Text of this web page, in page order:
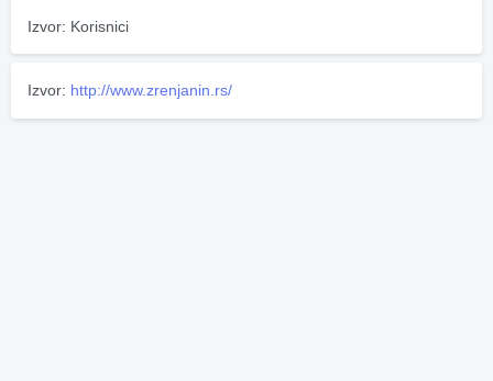
Izvor: Korisnici
Izvor: http://www.zrenjanin.rs/